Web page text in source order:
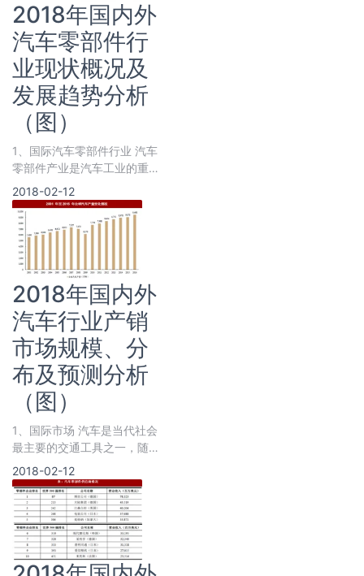
2018年国内外
汽车零部件行
业现状概况及
发展趋势分析
（图）
1、国际汽车零部件行业 汽车
零部件产业是汽车工业的重要
基石。在汽车工业发展初期，
2018-02-12
2018年国内外
汽车行业产销
市场规模、分
布及预测分析
（图）
1、国际市场 汽车是当代社会
最主要的交通工具之一，随着
人类工业水平的提高和社会经
2018-02-12